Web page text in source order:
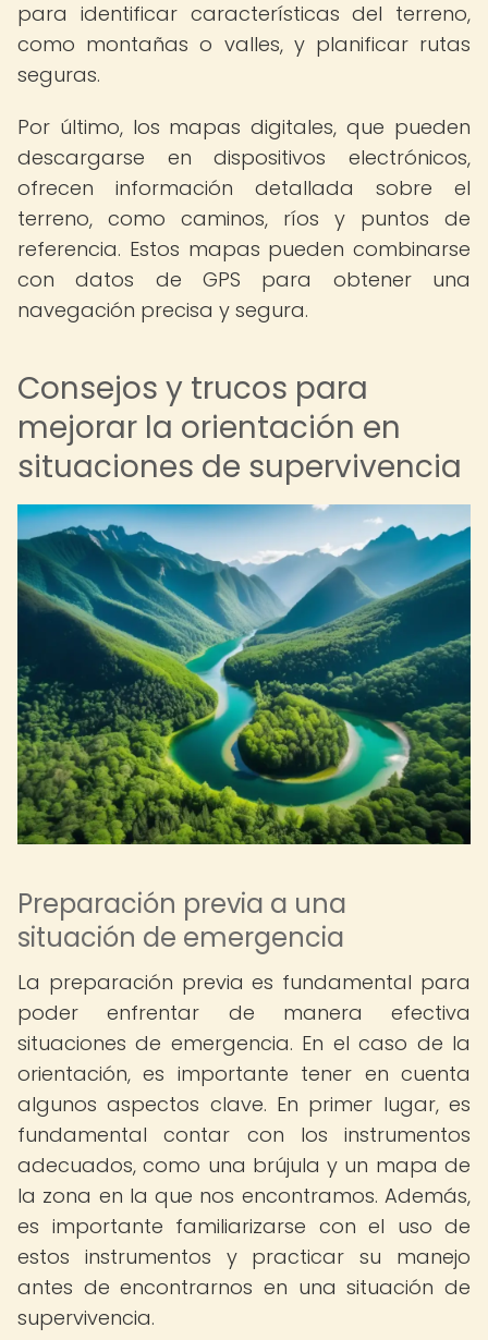
para identificar características del terreno,
como montañas o valles, y planificar rutas
seguras.
Por último, los mapas digitales, que pueden
descargarse en dispositivos electrónicos,
ofrecen información detallada sobre el
terreno, como caminos, ríos y puntos de
referencia. Estos mapas pueden combinarse
con datos de GPS para obtener una
navegación precisa y segura.
Consejos y trucos para
mejorar la orientación en
situaciones de supervivencia
Preparación previa a una
situación de emergencia
La preparación previa es fundamental para
poder enfrentar de manera efectiva
situaciones de emergencia. En el caso de la
orientación, es importante tener en cuenta
algunos aspectos clave. En primer lugar, es
fundamental contar con los instrumentos
adecuados, como una brújula y un mapa de
la zona en la que nos encontramos. Además,
es importante familiarizarse con el uso de
estos instrumentos y practicar su manejo
antes de encontrarnos en una situación de
supervivencia.